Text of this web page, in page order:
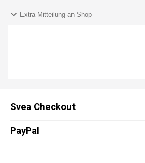
Extra Mitteilung an Shop
Svea Checkout
PayPal